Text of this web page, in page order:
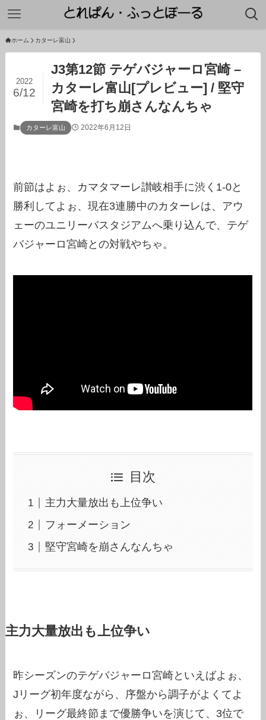
ホーム カターレ富山
J3第12節 テゲバジャーロ宮崎 –
カターレ富山[プレビュー] / 堅守
宮崎を打ち崩さんなんちゃ
2022
6/12
カターレ富山 2022年6月12日
前節はよぉ、カマタマーレ讃岐相手に渋く1-0と
勝利してよぉ、現在3連勝中のカターレは、アウ
ェーのユニリーバスタジアムへ乗り込んで、テゲ
バジャーロ宮崎との対戦やちゃ。
目次
主力大量放出も上位争い
フォーメーション
堅守宮崎を崩さんなんちゃ
主力大量放出も上位争い
昨シーズンのテゲバジャーロ宮崎といえばよぉ、
Jリーグ初年度ながら、序盤から調子がよくてよ
ぉ、リーグ最終節まで優勝争いを演じて、3位で